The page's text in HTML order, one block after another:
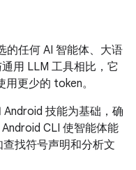
的任何 AI 智能体、大语
用 LLM 工具相比，它
用更少的 token。
技能为基础，确
CLI 使智能体能
找符号声明和分析文